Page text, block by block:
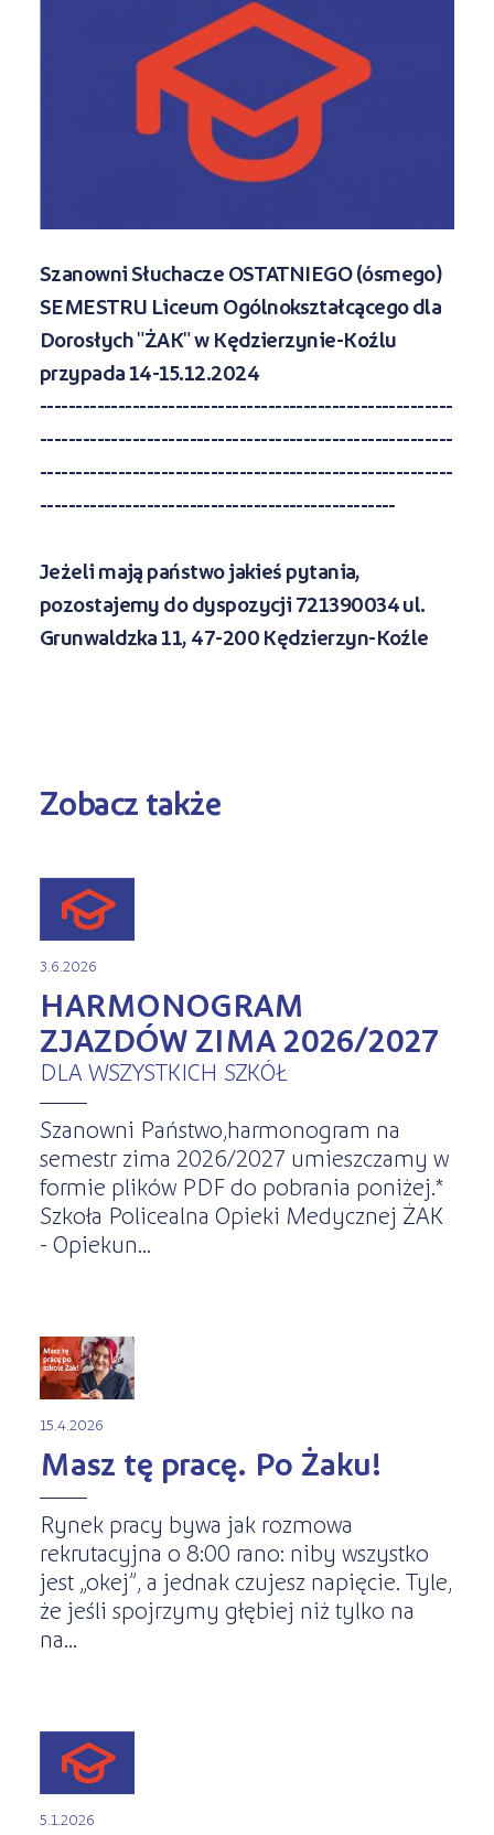
Kursy stacjonarne
s STREFA SŁUCHACZA
Szanowni Słuchacze OSTATNIEGO (ósmego)
SEMESTRU Liceum Ogólnokształcącego dla
Dorosłych "ŻAK" w Kędzierzynie-Koźlu
przypada 14-15.12.2024
----------------------------------------------------------
----------------------------------------------------------
----------------------------------------------------------
--------------------------------------------------
Jeżeli mają państwo jakieś pytania,
pozostajemy do dyspozycji 721390034 ul.
Grunwaldzka 11, 47-200 Kędzierzyn-Koźle
Zobacz także
3.6.2026
HARMONOGRAM
ZJAZDÓW ZIMA 2026/2027
DLA WSZYSTKICH SZKÓŁ
Szanowni Państwo,harmonogram na
semestr zima 2026/2027 umieszczamy w
formie plików PDF do pobrania poniżej.*
Szkoła Policealna Opieki Medycznej ŻAK
- Opiekun...
15.4.2026
Masz tę pracę. Po Żaku!
Rynek pracy bywa jak rozmowa
rekrutacyjna o 8:00 rano: niby wszystko
jest „okej”, a jednak czujesz napięcie. Tyle,
że jeśli spojrzymy głębiej niż tylko na
na...
5.1.2026